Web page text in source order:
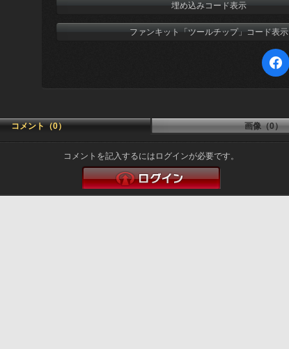
埋め込みコード表示
ファンキット「ツールチップ」コード表示
コメント（0） 画像（0）
コメントを記入するにはログインが必要です。